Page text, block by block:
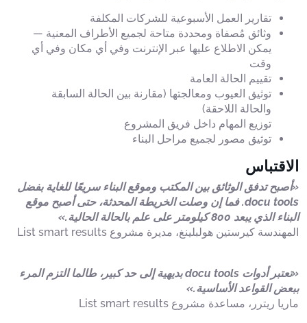
تقارير العمل الأسبوعية للشركات المكلفة
وثائق مُصفاة ومحددة متاحة لجميع الأطراف المعنية —
يمكن الاطلاع عليها عبر الإنترنت وفي أي مكان وفي أي
وقت
تقييم الحالة العامة
توثيق العيوب ومعالجتها (مقارنة بين الحالة السابقة
والحالة اللاحقة)
توزيع المهام داخل فريق المشروع
توثيق مصور لجميع مراحل البناء
الاقتباس
«أصبح تدفق الوثائق بين المكتب وموقع البناء سريعًا للغاية بفضل
docu tools. فما إن وصلت الخريطة المحدثة، حتى أصبح موقع
البناء الذي يبعد 800 كيلومتر على علم بالحالة الحالية.»
المهندسة كيرستين هولبلينغ، مديرة مشروع List smart results
«تعتبر أدوات docu tools بديهية إلى حد كبير، طالما التزم المرء
ببعض القواعد الأساسية.»
ماريا ريترر، مساعدة مشروع List smart results